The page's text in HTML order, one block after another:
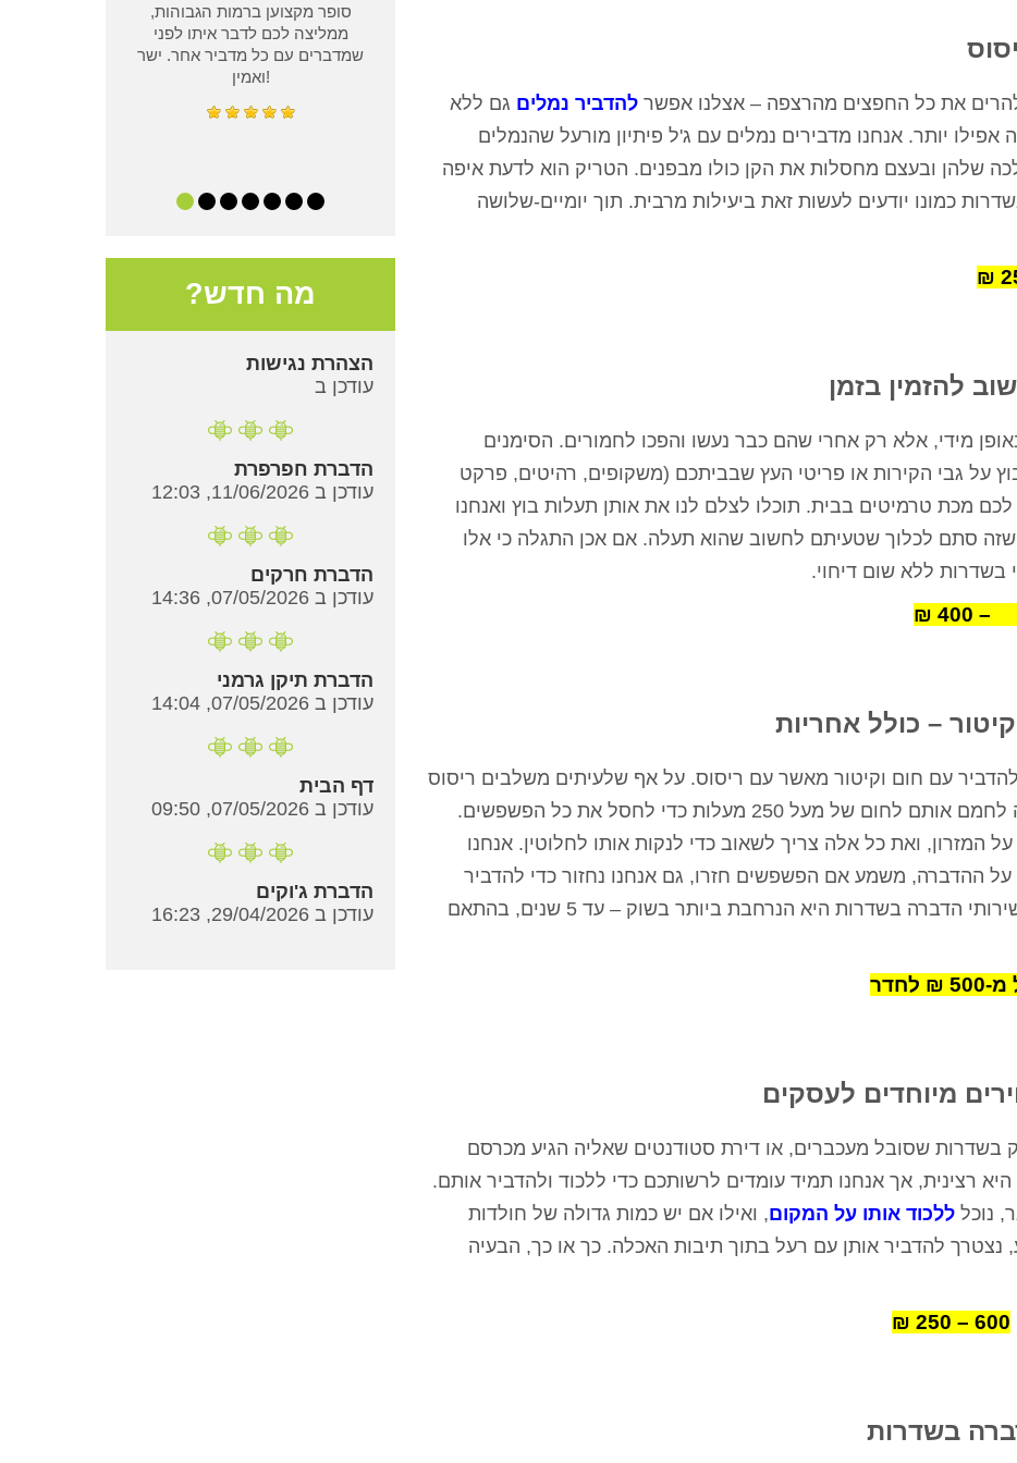
את כל החפצים מהרצפה – אצלנו אפשר להדביר נמלים גם ללא
יותר. אנחנו מדבירים נמלים עם ג'ל פיתיון מורעל שהנמלים
שלהן ובעצם מחסלות את הקן כולו מבפנים. הטריק הוא לדעת איפה
כמונו יודעים לעשות זאת ביעילות מרבית. תוך יומיים-שלושה
להזמין בזמן
מידי, אלא רק אחרי שהם כבר נעשו והפכו לחמורים. הסימנים
על גבי הקירות או פריטי העץ שבביתכם (משקופים, רהיטים, פרקט
מכת טרמיטים בבית. תוכלו לצלם לנו את אותן תעלות בוץ ואנחנו
סתם לכלוך שטעיתם לחשוב שהוא תעלה. אם אכן התגלה כי אלו
בשדרות ללא שום דיחוי.
– כולל אחריות
להדביר עם חום וקיטור מאשר עם ריסוס. על אף שלעיתים משלבים ריסוס
בהדברה נגדם, השלב הראשון והעיקרי יהיה לחמם אותם לחום של מעל 250 מעלות כדי לחסל את כל הפשפשים.
המזרון, ואת כל אלה צריך לשאוב כדי לנקות אותו לחלוטין. אנחנו
ההדברה, משמע אם הפשפשים חזרו, גם אנחנו נחזור כדי להדביר
אותם שוב. האחריות שאנחנו מספקים על שירותי הדברה בשדרות היא הנרחבת ביותר בשוק – עד 5 שנים, בהתאם
₪ לחדר
מיוחדים לעסקים
בשדרות שסובל מעכברים, או דירת סטודנטים שאליה הגיע מכרסם
רצינית, אך אנחנו תמיד עומדים לרשותכם כדי ללכוד ולהדביר אותם.
נוכל ללכוד אותו על המקום, ואילו אם יש כמות גדולה של חולדות
להדביר אותן עם רעל בתוך תיבות האכלה. כך או כך, הבעיה
600 – 250 ₪
בשדרות
סופר מקצוען ברמות הגבוהות,
ממליצה לכם לדבר איתו לפני
שמדברים עם כל מדביר אחר. ישר
ואמין!
מה חדש?
הצהרת נגישות
עודכן ב
הדברת חפרפרת
עודכן ב 11/06/2026, 12:03
הדברת חרקים
עודכן ב 07/05/2026, 14:36
הדברת תיקן גרמני
עודכן ב 07/05/2026, 14:04
דף הבית
עודכן ב 07/05/2026, 09:50
הדברת ג'וקים
עודכן ב 29/04/2026, 16:23